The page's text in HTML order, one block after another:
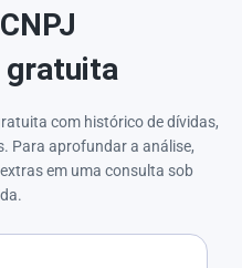
gratuita
com histórico de dívidas,
Para aprofundar a análise,
em uma consulta sob